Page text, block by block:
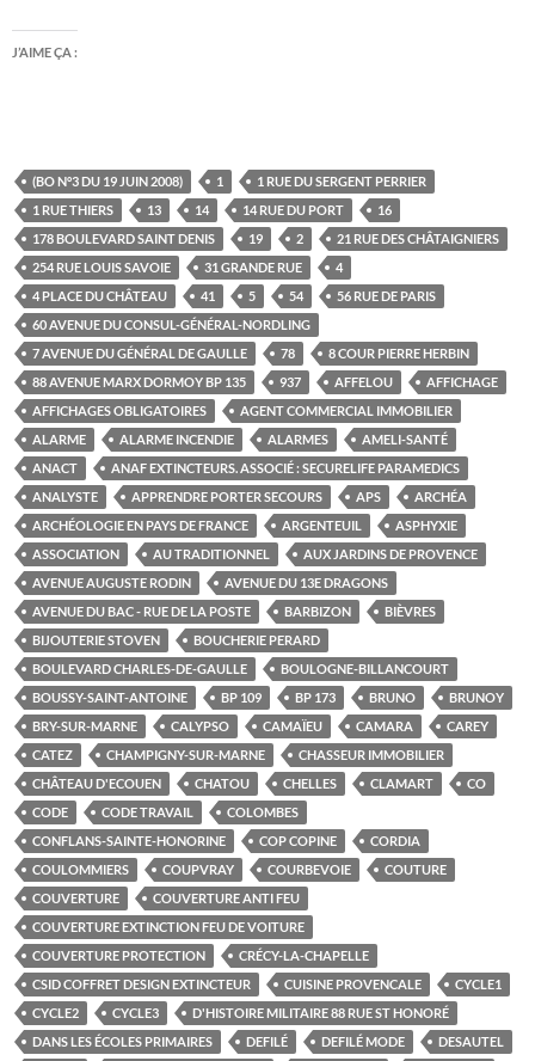
J’AIME ÇA :
(BO N°3 DU 19 JUIN 2008) 1
1 RUE DU SERGENT PERRIER
1 RUE THIERS
13 14 14 RUE DU PORT
16
178 BOULEVARD SAINT DENIS
19 2
21 RUE DES CHÂTAIGNIERS
254 RUE LOUIS SAVOIE
31 GRANDE RUE
4
4 PLACE DU CHÂTEAU
41 5 54
56 RUE DE PARIS
60 AVENUE DU CONSUL-GÉNÉRAL-NORDLING
7 AVENUE DU GÉNÉRAL DE GAULLE
78
8 COUR PIERRE HERBIN
88 AVENUE MARX DORMOY BP 135
937 AFFELOU
AFFICHAGE
AFFICHAGES OBLIGATOIRES
AGENT COMMERCIAL IMMOBILIER
ALARME
ALARME INCENDIE ALARMES
AMELI-SANTÉ
ANACT
ANAF EXTINCTEURS. ASSOCIÉ : SECURELIFE PARAMEDICS
ANALYSTE
APPRENDRE PORTER SECOURS APS
ARCHÉA
ARCHÉOLOGIE EN PAYS DE FRANCE
ARGENTEUIL
ASPHYXIE
ASSOCIATION
AU TRADITIONNEL
AUX JARDINS DE PROVENCE
AVENUE AUGUSTE RODIN
AVENUE DU 13E DRAGONS
AVENUE DU BAC - RUE DE LA POSTE
BARBIZON
BIÈVRES
BIJOUTERIE STOVEN
BOUCHERIE PERARD
BOULEVARD CHARLES-DE-GAULLE
BOULOGNE-BILLANCOURT
BOUSSY-SAINT-ANTOINE
BP 109 BP 173 BRUNO
BRUNOY
BRY-SUR-MARNE
CALYPSO CAMAÏEU CAMARA
CAREY
CATEZ
CHAMPIGNY-SUR-MARNE
CHASSEUR IMMOBILIER
CHÂTEAU D'ECOUEN
CHATOU CHELLES CLAMART
CO
CODE
CODE TRAVAIL
COLOMBES
CONFLANS-SAINTE-HONORINE
COP COPINE
CORDIA
COULOMMIERS
COUPVRAY COURBEVOIE
COUTURE
COUVERTURE
COUVERTURE ANTI FEU
COUVERTURE EXTINCTION FEU DE VOITURE
COUVERTURE PROTECTION
CRÉCY-LA-CHAPELLE
CSID COFFRET DESIGN EXTINCTEUR
CUISINE PROVENCALE
CYCLE1
CYCLE2
CYCLE3
D'HISTOIRE MILITAIRE 88 RUE ST HONORÉ
DANS LES ÉCOLES PRIMAIRES
DEFILÉ DEFILÉ MODE
DESAUTEL